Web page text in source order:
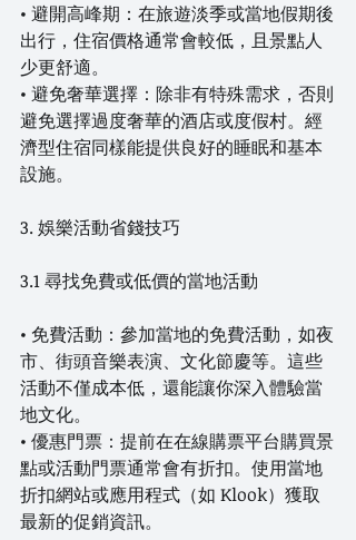
• 避開高峰期：在旅遊淡季或當地假期後
出行，住宿價格通常會較低，且景點人
少更舒適。
• 避免奢華選擇：除非有特殊需求，否則
避免選擇過度奢華的酒店或度假村。經
濟型住宿同樣能提供良好的睡眠和基本
設施。
3. 娛樂活動省錢技巧
3.1 尋找免費或低價的當地活動
• 免費活動：參加當地的免費活動，如夜
市、街頭音樂表演、文化節慶等。這些
活動不僅成本低，還能讓你深入體驗當
地文化。
• 優惠門票：提前在在線購票平台購買景
點或活動門票通常會有折扣。使用當地
折扣網站或應用程式（如 Klook）獲取
最新的促銷資訊。